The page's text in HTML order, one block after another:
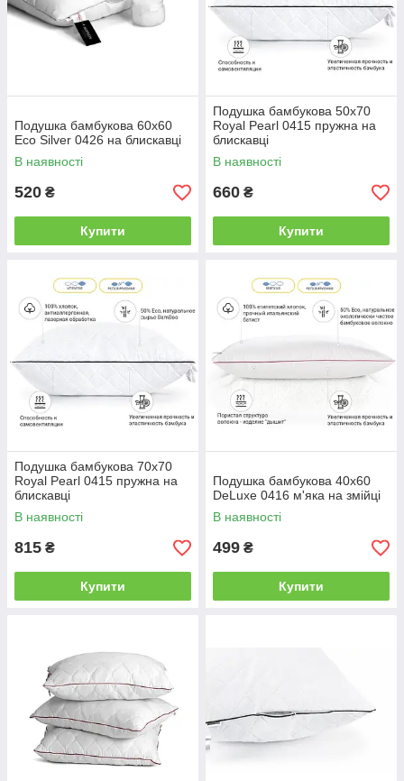
Подушка бамбукова 60х60
Есо Silver 0426 на блискавці
В наявності
520 ₴
Купити
Подушка бамбукова 50х70
Royal Pearl 0415 пружна на
блискавці
В наявності
660 ₴
Купити
Подушка бамбукова 70х70
Royal Pearl 0415 пружна на
блискавці
В наявності
815 ₴
Купити
Подушка бамбукова 40х60
DeLuxe 0416 м'яка на змійці
В наявності
499 ₴
Купити